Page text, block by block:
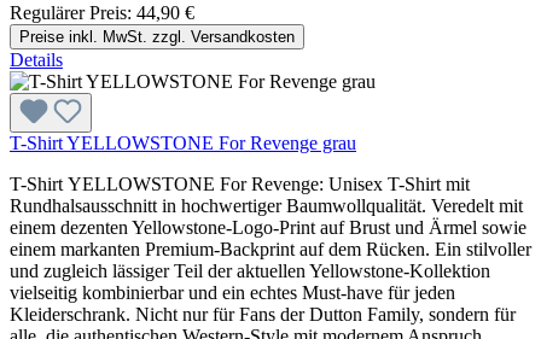
Regulärer Preis: 44,90 €
Preise inkl. MwSt. zzgl. Versandkosten
Details
T-Shirt YELLOWSTONE For Revenge grau
T-Shirt YELLOWSTONE For Revenge: Unisex T-Shirt mit
Rundhalsausschnitt in hochwertiger Baumwollqualität. Veredelt mit
einem dezenten Yellowstone-Logo-Print auf Brust und Ärmel sowie
einem markanten Premium-Backprint auf dem Rücken. Ein stilvoller
und zugleich lässiger Teil der aktuellen Yellowstone-Kollektion
vielseitig kombinierbar und ein echtes Must-have für jeden
Kleiderschrank. Nicht nur für Fans der Dutton Family, sondern für